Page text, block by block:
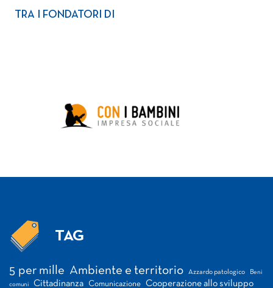
TRA I FONDATORI DI
TAG
5 per mille Ambiente e territorio Azzardo patologico Beni
comuni Cittadinanza Comunicazione Cooperazione allo sviluppo